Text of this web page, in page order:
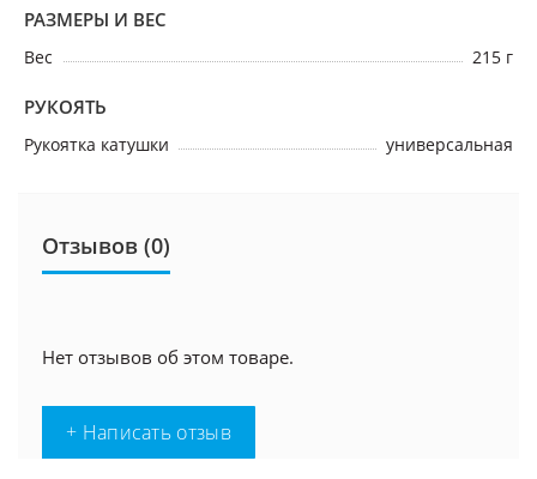
РАЗМЕРЫ И ВЕС
Вес 215 г
РУКОЯТЬ
Рукоятка катушки универсальная
Отзывов (0)
Нет отзывов об этом товаре.
+ Написать отзыв